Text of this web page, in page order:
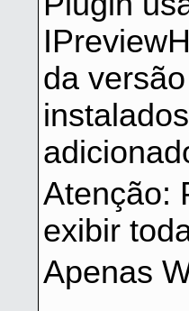
da
Atenção:
exibir
Apenas